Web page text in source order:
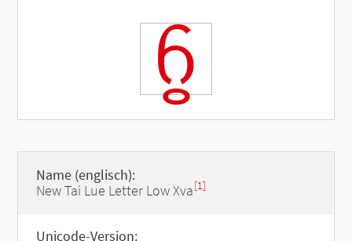
ᦩ
Name (englisch):
New Tai Lue Letter Low Xva[1]
Unicode-Version: